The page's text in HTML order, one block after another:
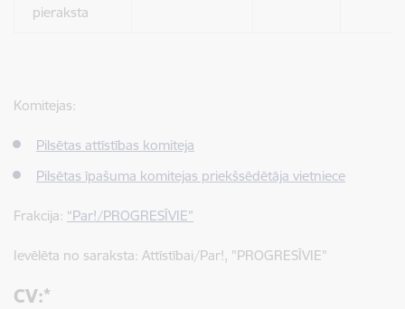
pieraksta
Komitejas:
Pilsētas attīstības komiteja
Pilsētas īpašuma komitejas priekšsēdētāja vietniece
Frakcija: “Par!/PROGRESĪVIE”
Ievēlēta no saraksta: Attīstībai/Par!, "PROGRESĪVIE"
CV:*